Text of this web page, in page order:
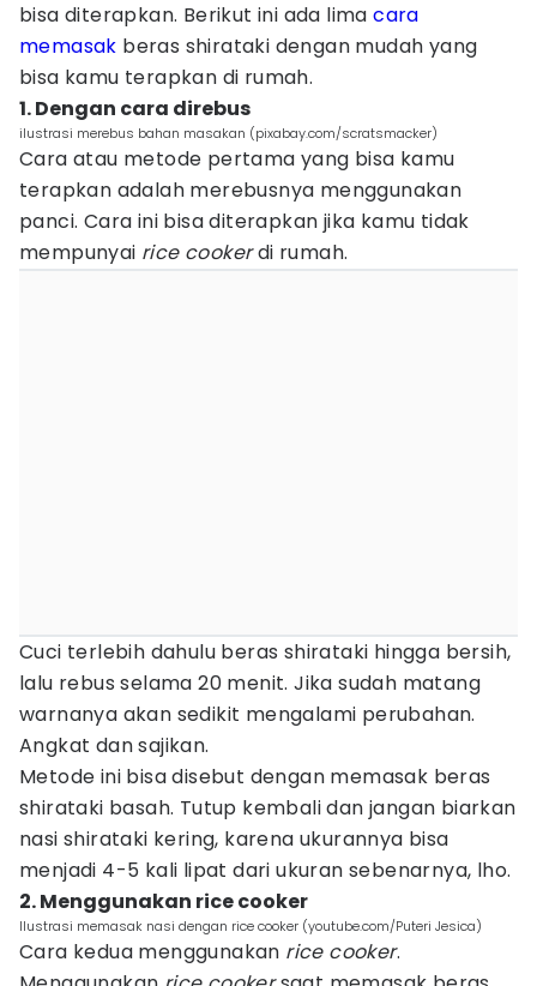
bisa diterapkan. Berikut ini ada limacara
memasak beras shirataki dengan mudah yang
bisa kamu terapkan di rumah.
1. Dengan cara direbus
ilustrasi merebus bahan masakan (pixabay.com/scratsmacker)
Cara atau metode pertama yang bisa kamu
terapkan adalah merebusnya menggunakan
panci. Cara ini bisa diterapkan jika kamu tidak
mempunyai rice cookerdi rumah.
Cuci terlebih dahulu beras shirataki hingga bersih,
lalu rebus selama 20 menit. Jika sudah matang
warnanya akan sedikit mengalami perubahan.
Angkat dan sajikan.
Metode ini bisa disebut dengan memasak beras
shirataki basah. Tutup kembali dan jangan biarkan
nasi shirataki kering, karena ukurannya bisa
menjadi 4-5 kali lipat dari ukuran sebenarnya, lho.
2. Menggunakan rice cooker
Ilustrasi memasak nasi dengan rice cooker (youtube.com/Puteri Jesica)
Cara kedua menggunakan rice cooker.